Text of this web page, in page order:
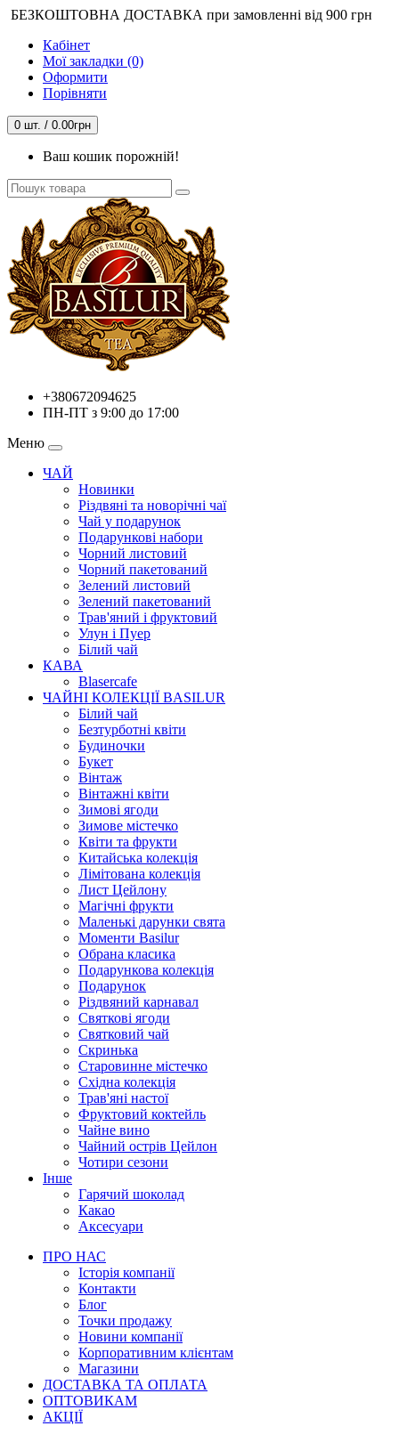
БЕЗКОШТОВНА ДОСТАВКА при замовленні від 900 грн
Кабінет
Мої закладки (0)
Оформити
Порівняти
0 шт. / 0.00грн
Ваш кошик порожній!
+380672094625
ПН-ПТ з 9:00 до 17:00
Меню
ЧАЙ
Новинки
Різдвяні та новорічні чаї
Чай у подарунок
Подарункові набори
Чорний листовий
Чорний пакетований
Зелений листовий
Зелений пакетований
Трав'яний і фруктовий
Улун і Пуер
Білий чай
КАВА
Blasercafe
ЧАЙНІ КОЛЕКЦІЇ BASILUR
Білий чай
Безтурботні квіти
Будиночки
Букет
Вінтаж
Вінтажні квіти
Зимові ягоди
Зимове містечко
Квіти та фрукти
Китайська колекція
Лімітована колекція
Лист Цейлону
Магічні фрукти
Маленькі дарунки свята
Моменти Basilur
Обрана класика
Подарункова колекція
Подарунок
Різдвяний карнавал
Святкові ягоди
Святковий чай
Скринька
Старовинне містечко
Східна колекція
Трав'яні настої
Фруктовий коктейль
Чайне вино
Чайний острів Цейлон
Чотири сезони
Інше
Гарячий шоколад
Какао
Аксесуари
ПРО НАС
Історія компанії
Контакти
Блог
Точки продажу
Новини компанії
Корпоративним клієнтам
Магазини
ДОСТАВКА ТА ОПЛАТА
ОПТОВИКАМ
АКЦІЇ